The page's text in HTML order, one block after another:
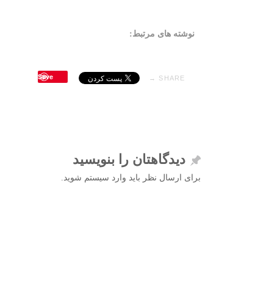
نوشته های مرتبط:
SHARE →
Save
دیدگاهتان را بنویسید
برای ارسال نظر باید وارد سیستم شوید.